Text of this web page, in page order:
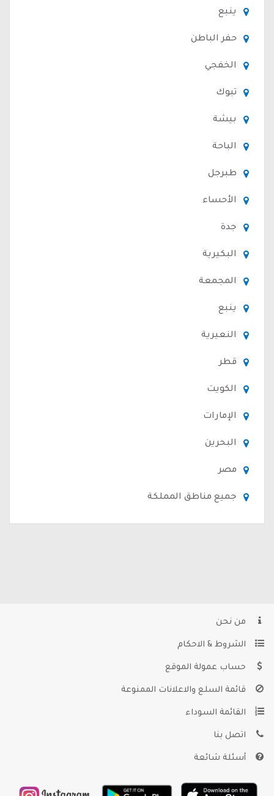
ينبع
حفر الباطن
الخفجي
تبوك
بيشة
الباحة
طبرجل
الأحساء
جدة
البكيرية
المجمعة
ينبع
النعيرية
قطر
الكويت
الإمارات
البحرين
مصر
جميع مناطق المملكة
من نحن
الشروط & الاحكام
حساب عمولة الموقع
قائمة السلع والاعلانات الممنوعة
القائمة السوداء
اتصل بنا
أسئلة شائعة